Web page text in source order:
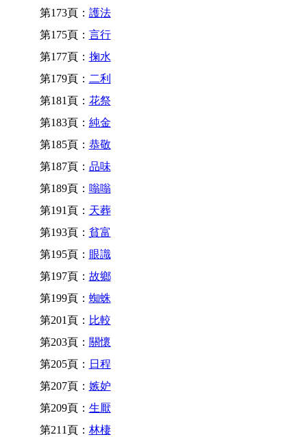
第173頁： 護法
第175頁： 言行
第177頁： 掬水
第179頁： 二利
第181頁： 花祭
第183頁： 純金
第185頁： 恭敬
第187頁： 品味
第189頁： 嗡嗡
第191頁： 天葬
第193頁： 貧富
第195頁： 眼識
第197頁： 故鄉
第199頁： 蜘蛛
第201頁： 比較
第203頁： 關懷
第205頁： 日程
第207頁： 嫉妒
第209頁： 生厭
第211頁： 林棲